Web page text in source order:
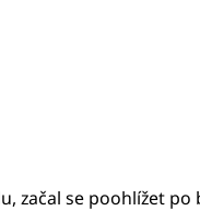
začal se poohlížet